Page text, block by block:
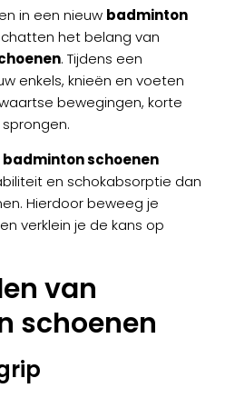
productpagina
in een nieuw badminton
het belang van
. Tijdens een
enkels, knieën en voeten
bewegingen, korte
badminton schoenen
en schokabsorptie dan
Hierdoor beweeg je
verklein je de kans op
van
schoenen